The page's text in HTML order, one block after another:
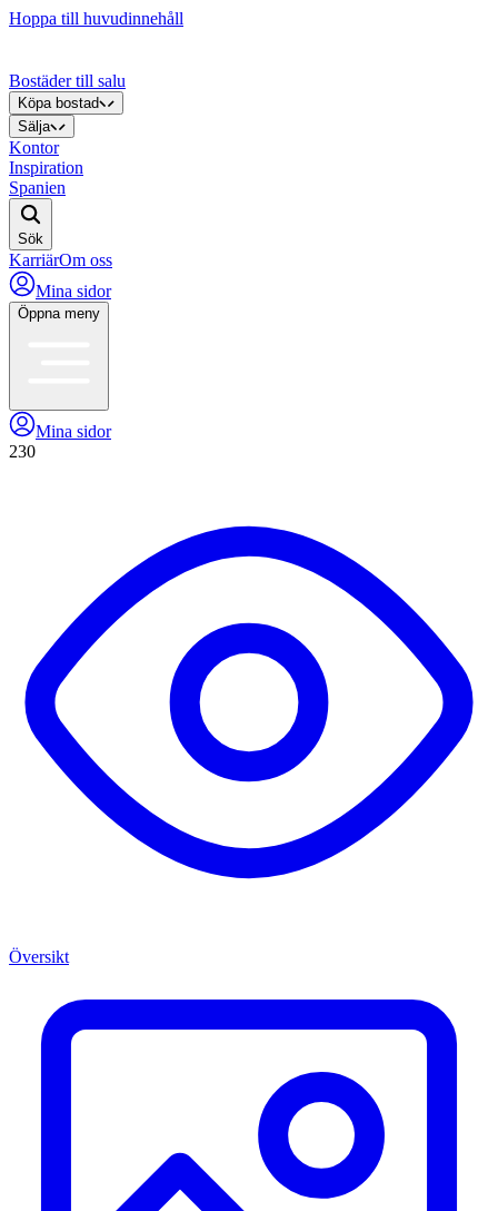
Hoppa till huvudinnehåll
Bostäder till salu
Köpa bostad
Sälja
Kontor
Inspiration
Spanien
Sök
KarriärOm oss
Mina sidor
Öppna meny
Mina sidor
230
Översikt